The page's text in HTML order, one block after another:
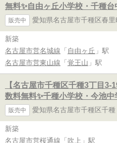
無料✨️自由ヶ丘小学校・千種台
販売中 愛知県名古屋市千種区春里
新築
名古屋市営名城線 「 自由ヶ丘 」駅
名古屋市営東山線 「 覚王山 」駅
【名古屋市千種区千種3丁目3-
数料無料✨️千種小学校・今池中
販売中 愛知県名古屋市千種区千種
新築
名古屋市営桜通線 「 吹上 」駅